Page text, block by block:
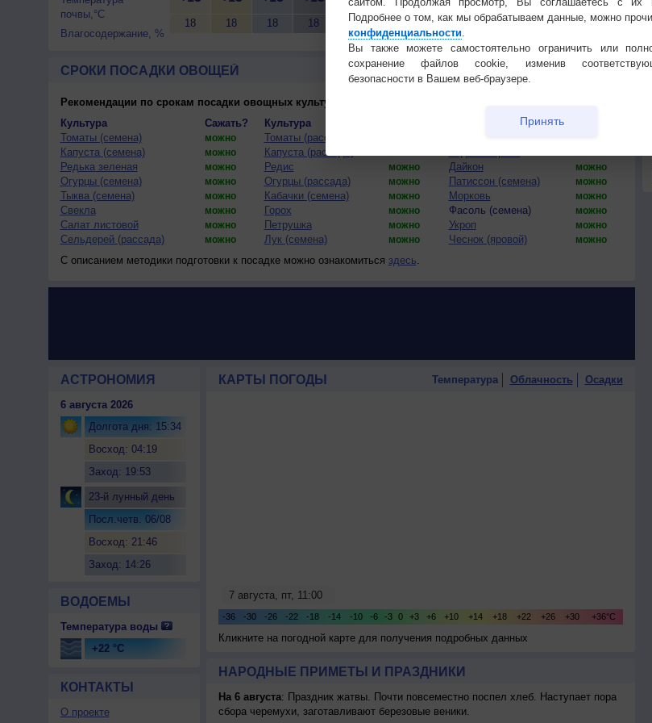
почвы,°C
Влагосодержание, %
18 18 18 18 18 18 18 18 18 18 18 18
СРОКИ ПОСАДКИ ОВОЩЕЙ
Рекомендации по срокам посадки овощных культур
Культура
Сажать? Культура
Томаты (семена)
можно Томаты (рассада)
Капуста (семена) можно Капуста (рассада)
Редька зеленая можно Редис можно Дайкон можно
Огурцы (семена) можно Огурцы (рассада) можно Патиссон (семена) можно
Тыква (семена) можно Кабачки (семена) можно Морковь можно
Свекла можно Горох можно Фасоль (семена) можно
Салат листовой можно Петрушка можно Укроп можно
Сельдерей (рассада) можно Лук (семена) можно Чеснок (яровой) можно
С описанием методики подготовки к посадке можно ознакомиться здесь.
АСТРОНОМИЯ
6 августа 2026
Долгота дня: 15:34
Восход: 04:19
Заход: 19:53
23-й лунный день
Посл.четв. 06/08
Восход: 21:46
Заход: 14:26
ВОДОЕМЫ
Температура воды
+22 °C
КОНТАКТЫ
О проекте
КАРТЫ ПОГОДЫ Температура Облачность Осадки
Кликните на погодной карте для получения подробных данных
НАРОДНЫЕ ПРИМЕТЫ И ПРАЗДНИКИ
На 6 августа: Праздник жатвы. Почти повсеместно поспел хлеб. Наступает пора
сбора черемухи, заготавливают березовые веники.
Подробнее о том, как мы обрабатываем данные, можно
конфиденциальности
Вы также можете самостоятельно ограничить или
сохранение файлов cookie, изменив
безопасности в Вашем веб-браузере.
Принять